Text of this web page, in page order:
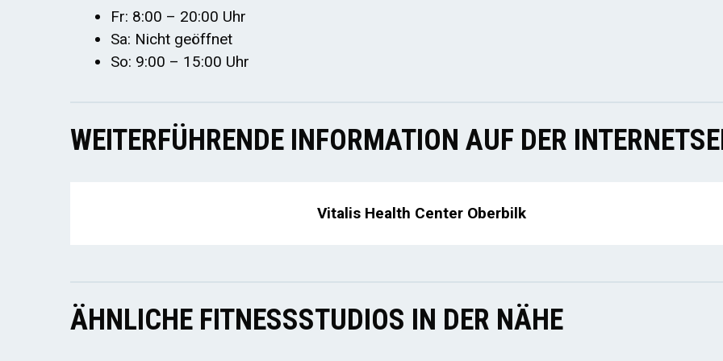
Fr: 8:00 – 20:00 Uhr
Sa: Nicht geöffnet
So: 9:00 – 15:00 Uhr
WEITERFÜHRENDE INFORMATION AUF DER
Vitalis Health Center Oberbilk
ÄHNLICHE FITNESSSTUDIOS IN DER NÄHE